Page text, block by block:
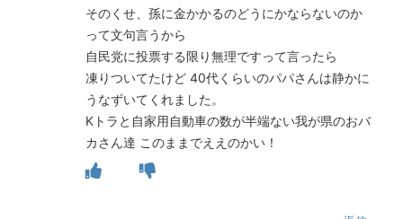
そのくせ、孫に金かかるのどうにかならないのか
って文句言うから
自民党に投票する限り無理ですって言ったら
凍りついてたけど 40代くらいのパパさんは静かに
うなずいてくれました。
Kトラと自家用自動車の数が半端ない我が県のおバ
カさん達 このままでええのかい！